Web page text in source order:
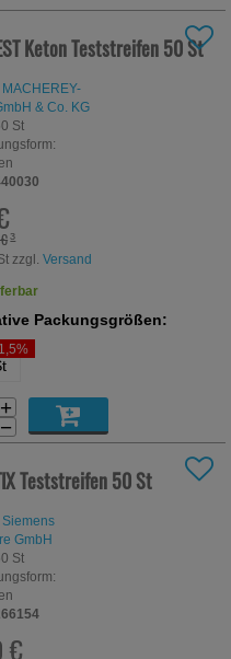
Keton Teststreifen50 St
MACHEREY-
& Co. KG
St
³
zzgl.Versand
Packungsgrößen:
+
−
Teststreifen50 St
Siemens
GmbH
St
€